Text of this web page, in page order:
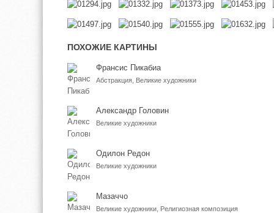
ПОХОЖИЕ КАРТИНЫ
Франсис Пикабиа
Абстракция, Великие художники
Александр Головин
Великие художники
Одилон Редон
Великие художники
Мазаччо
Великие художники, Религиозная композиция